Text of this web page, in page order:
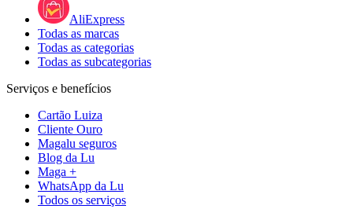
AliExpress
Todas as marcas
Todas as categorias
Todas as subcategorias
Serviços e benefícios
Cartão Luiza
Cliente Ouro
Magalu seguros
Blog da Lu
Maga +
WhatsApp da Lu
Todos os serviços